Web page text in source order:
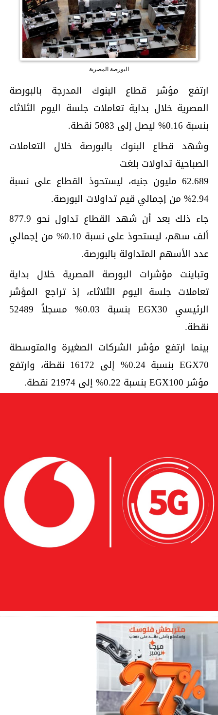
البورصة المصرية
ارتفع مؤشر قطاع البنوك المدرجة بالبورصة
المصرية خلال بداية تعاملات جلسة اليوم الثلاثاء
بنسبة 0.16% ليصل إلى 5083 نقطة.
وشهد قطاع البنوك بالبورصة خلال التعاملات
الصباحية تداولات بلغت
62.689 مليون جنيه، ليستحوذ القطاع على نسبة
2.94% من إجمالي قيم تداولات البورصة.
جاء ذلك بعد أن شهد القطاع تداول نحو 877.9
ألف سهم، ليستحوذ على نسبة 0.10% من إجمالي
عدد الأسهم المتداولة بالبورصة.
وتباينت مؤشرات البورصة المصرية خلال بداية
تعاملات جلسة اليوم الثلاثاء، إذ تراجع المؤشر
الرئيسي EGX30 بنسبة 0.03% مسجلاً 52489
نقطة.
بينما ارتفع مؤشر الشركات الصغيرة والمتوسطة
EGX70 بنسبة 0.24% إلى 16172 نقطة، وارتفع
مؤشر EGX100 بنسبة 0.22% إلى 21974 نقطة.